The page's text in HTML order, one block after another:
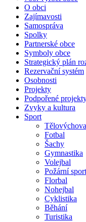
O obci
Zajímavosti
Samospráva
Spolky
Partnerské obce
Symboly obce
Strategický plán
Rezervační systém
Osobnosti
Projekty
Podpořené
Zvyky a kultura
Sport
Tělovýchova
Fotbal
Šachy
Gymnastika
Volejbal
Požární sport
Florbal
Nohejbal
Cyklistika
Běhání
Turistika